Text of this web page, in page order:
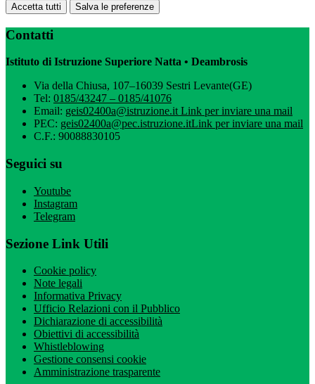
Accetta tutti Salva le preferenze
Contatti
Istituto di Istruzione Superiore Natta • Deambrosis
Via della Chiusa, 107–16039 Sestri Levante(GE)
Tel: 0185/43247 – 0185/41076
Email: geis02400a@istruzione.itLink per inviare una mail
PEC: geis02400a@pec.istruzione.itLink per inviare una mail
C.F.: 90088830105
Seguici su
Youtube
Instagram
Telegram
Sezione Link Utili
Cookie policy
Note legali
Informativa Privacy
Ufficio Relazioni con il Pubblico
Dichiarazione di accessibilità
Obiettivi di accessibilità
Whistleblowing
Gestione consensi cookie
Amministrazione trasparente